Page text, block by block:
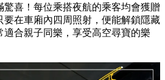
驚喜！每位乘搭夜航的乘客均會獲贈
要在車廂內四周照射，便能解鎖隱藏
適合親子同樂，享受高空尋寶的樂